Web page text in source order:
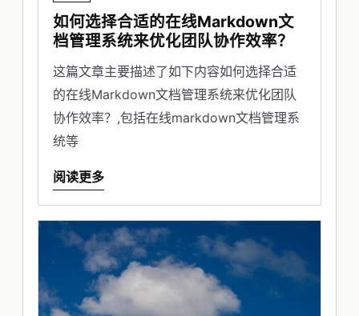
如何选择合适的在线Markdown文
档管理系统来优化团队协作效率？
这篇文章主要描述了如下内容如何选择合适
的在线Markdown文档管理系统来优化团队
协作效率？,包括在线markdown文档管理系
统等
阅读更多